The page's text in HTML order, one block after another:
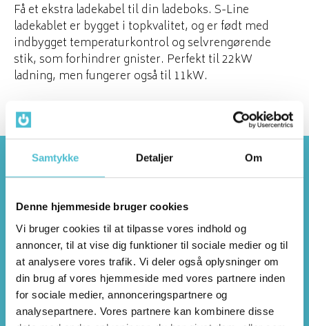
Samtykke Detaljer Om
Denne hjemmeside bruger cookies
Vi bruger cookies til at tilpasse vores indhold og
annoncer, til at vise dig funktioner til sociale medier og til
at analysere vores trafik. Vi deler også oplysninger om
din brug af vores hjemmeside med vores partnere inden
for sociale medier, annonceringspartnere og
analysepartnere. Vores partnere kan kombinere disse
Få et ekstra ladekabel til din ladeboks. S-Line
ladekablet er bygget i topkvalitet, og er født med
indbygget temperaturkontrol og selvrengørende
stik, som forhindrer gnister. Perfekt til 22kW
ladning, men fungerer også til 11kW.
Tlf:87 11 34 00
E-mail:post@go-energi.dk
Kontakt os